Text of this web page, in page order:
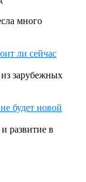
много
ли сейчас
зарубежных
будет новой
развитие в